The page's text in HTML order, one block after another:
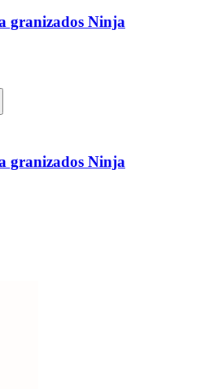
granizados Ninja
granizados Ninja